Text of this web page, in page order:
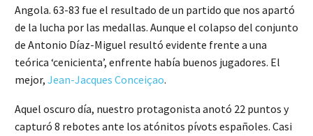
Angola. 63-83 fue el resultado de un partido que nos apartó
de la lucha por las medallas. Aunque el colapso del conjunto
de Antonio Díaz-Miguel resultó evidente frente a una
teórica ‘cenicienta’, enfrente había buenos jugadores. El
mejor, Jean-Jacques Conceiçao.
Aquel oscuro día, nuestro protagonista anotó 22 puntos y
capturó 8 rebotes ante los atónitos pívots españoles. Casi